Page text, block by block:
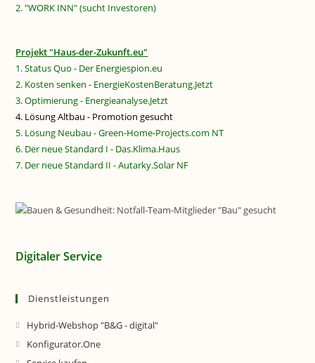
2. "WORK INN" (sucht Investoren)
Projekt "Haus-der-Zukunft.eu"
1. Status Quo - Der Energiespion.eu
2. Kosten senken - EnergieKostenBeratung.Jetzt
3. Optimierung - Energieanalyse.Jetzt
4. Lösung Altbau - Promotion gesucht
5. Lösung Neubau - Green-Home-Projects.com NT
6. Der neue Standard I - Das.Klima.Haus
7. Der neue Standard II - Autarky.Solar NF
Digitaler Service
Dienstleistungen
Hybrid-Webshop "B&G - digital"
Konfigurator.One